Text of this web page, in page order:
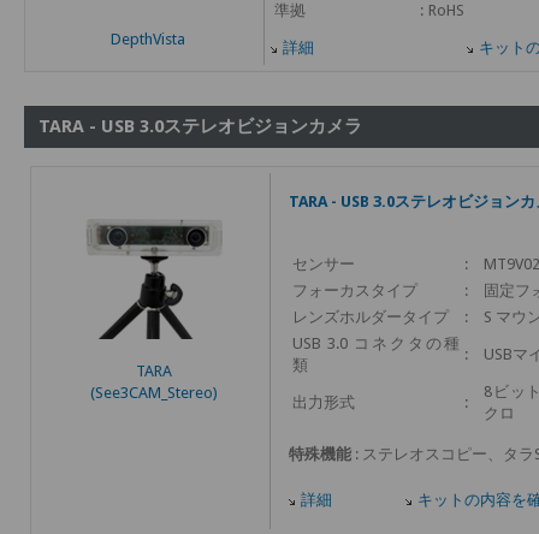
DepthVista
準拠
: RoHS
詳細 キット
TARA - USB 3.0ステレオビジョンカメラ
TARA
(See3CAM_Stereo)
TARA - USB 3.0ステレオビジョン
センサー :
フォーカスタイプ
:
固定フ
レンズホルダータイプ
:
S マウ
USB 3.0 コネクタの種
類
: USBマ
出力形式 :
8ビッ
クロ
特殊機能 : ステレオスコピー、タラ
詳細 キットの内容を